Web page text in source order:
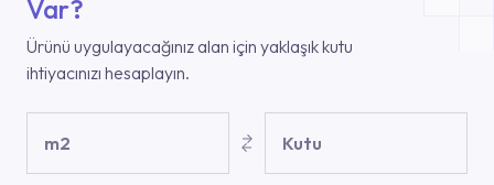
Var?
Ürünü uygulayacağınız alan için yaklaşık kutu
ihtiyacınızı hesaplayın.
m2 Kutu